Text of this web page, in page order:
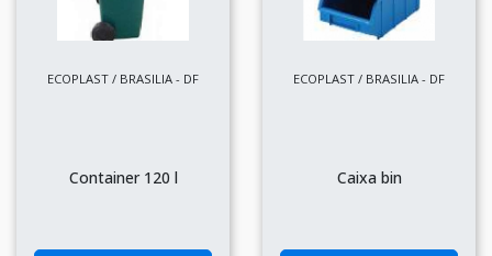
ECOPLAST / BRASILIA - DF
Container 120 l
ECOPLAST / BRASILIA - DF
Caixa bin